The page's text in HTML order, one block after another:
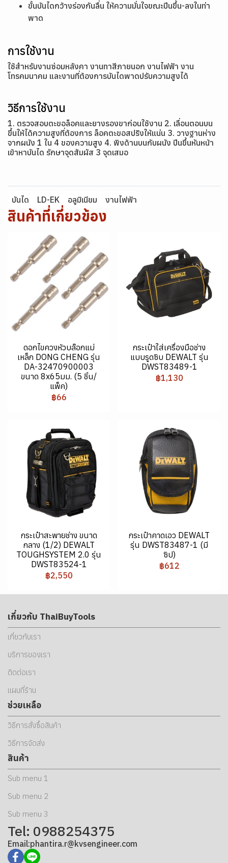
ขั้นบันไดกว้างร่องกันลื่น ให้ความมั่นใจขณะปีนขึ้น-ลงในท่า
พาด
การใช้งาน
ใช้สำหรับงานซ่อมหลังคา งานทาสีภายนอก งานไฟฟ้า งาน
โทรคมนาคม และงานที่ต้องการบันไดพาดปรับความสูงได้
วิธีการใช้งาน
1. ตรวจสอบตะขอล็อคและยางรองขาก่อนใช้งาน 2. เลื่อนตอนบน
ขึ้นให้ได้ความสูงที่ต้องการ ล็อคตะขอสปริงให้แน่น 3. วางฐานห่าง
จากผนัง 1 ใน 4 ของความสูง 4. พิงด้านบนกับผนัง ปีนขึ้นหันหน้า
เข้าหาบันได รักษาจุดสัมผัส 3 จุดเสมอ
บันได LD-EK อลูมิเนียม งานไฟฟ้า
สินค้าที่เกี่ยวข้อง
ดอกไขควงหัวบล๊อกแม่
เหล็ก DONG CHENG รุ่น
DA-32470900003
ขนาด 8x65มม. (5 ชิ้น/
แพ็ค)
฿66
กระเป๋าใส่เครื่องมือช่าง
แบบรูดซิบ DEWALT รุ่น
DWST83489-1
฿1,130
กระเป๋าสะพายช่าง ขนาด
กลาง (1/2) DEWALT
TOUGHSYSTEM 2.0 รุ่น
DWST83524-1
฿2,550
กระเป๋าคาดเอว DEWALT
รุ่น DWST83487-1 (มี
ซิป)
฿612
เกี่ยวกับ ThaiBuyTools
เกี่ยวกับเรา
บริการของเรา
ติดต่อเรา
แผนที่ร้าน
ช่วยเหลือ
วิธีการสั่งซื้อสินค้า
วิธีการจัดส่ง
สินค้า
Sub menu 1
Sub menu 2
Sub menu 3
Tel: 0988254375
Email:phantira.r@kvsengineer.com